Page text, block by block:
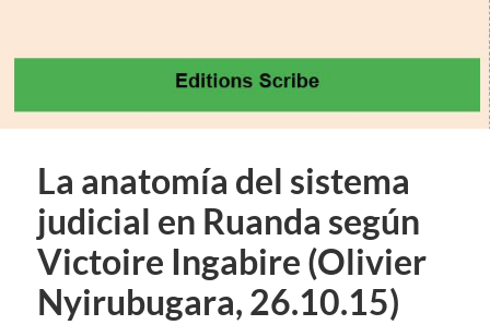
La anatomía del sistema
judicial en Ruanda según
Victoire Ingabire (Olivier
Nyirubugara, 26.10.15)